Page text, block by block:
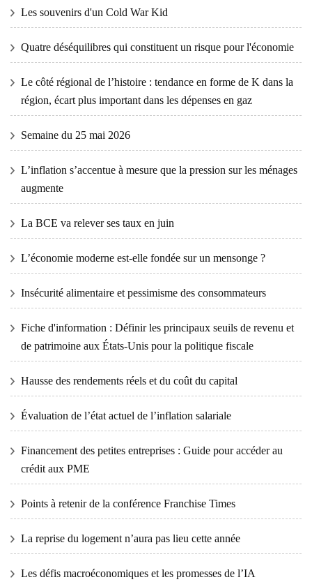
Les souvenirs d'un Cold War Kid
Quatre déséquilibres qui constituent un risque pour l'économie
Le côté régional de l’histoire : tendance en forme de K dans la
région, écart plus important dans les dépenses en gaz
Semaine du 25 mai 2026
L’inflation s’accentue à mesure que la pression sur les ménages
augmente
La BCE va relever ses taux en juin
L’économie moderne est-elle fondée sur un mensonge ?
Insécurité alimentaire et pessimisme des consommateurs
Fiche d'information : Définir les principaux seuils de revenu et
de patrimoine aux États-Unis pour la politique fiscale
Hausse des rendements réels et du coût du capital
Évaluation de l’état actuel de l’inflation salariale
Financement des petites entreprises : Guide pour accéder au
crédit aux PME
Points à retenir de la conférence Franchise Times
La reprise du logement n’aura pas lieu cette année
Les défis macroéconomiques et les promesses de l’IA